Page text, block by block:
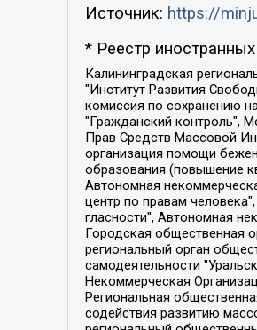
Источник: https://
* Реестр иностранных
Калининградская региональная общественная организация "Экозащита!-Женсовет", Фонд содействия защите прав и свобод граждан "Общественный вердикт", Фонд "Институт Развития Свободы Информации", Частное учреждение "Информационное агентство МЕМО. РУ", Региональная общественная организация "Общественная комиссия по сохранению наследия академика Сахарова", Фонд поддержки свободы прессы, Санкт-Петербургская общественная правозащитная организация "Гражданский контроль", Межрегиональная общественная организация "Информационно-просветительский центр "Мемориал", Региональный Фонд "Центр Защиты Прав Средств Массовой Информации", с 05.12.2023 Фонд "Центр Защиты Прав Средств массовой информации", Региональная общественная благотворительная организация помощи беженцам и мигрантам "Гражданское содействие", Негосударственное образовательное учреждение дополнительного профессионального образования (повышение квалификации) специалистов "АКАДЕМИЯ ПО ПРАВАМ ЧЕЛОВЕКА", Свердловская региональная общественная организация "Сутяжник", Автономная некоммерческая организация "Центр независимых социологических исследований", Союз общественных объединений "Российский исследовательский центр по правам человека", Региональное общественное учреждение научно-информационный центр "МЕМОРИАЛ", Некоммерческая организация "Фонд защиты гласности", Автономная некоммерческая организация "Институт прав человека", Городская общественная организация "Екатеринбургское общество "МЕМОРИАЛ", Городская общественная организация "Рязанское историко-просветительское и правозащитное общество "Мемориал"